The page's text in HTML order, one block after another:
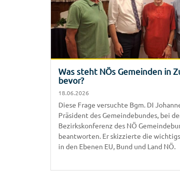
Was steht NÖs Gemeinden in
bevor?
Diese Frage versuchte Bgm. DI
Präsident des Gemeindebundes, bei
Bezirkskonferenz des NÖ
beantworten. Er skizzierte die
in den Ebenen EU, Bund und Land NÖ.
18.06.2026